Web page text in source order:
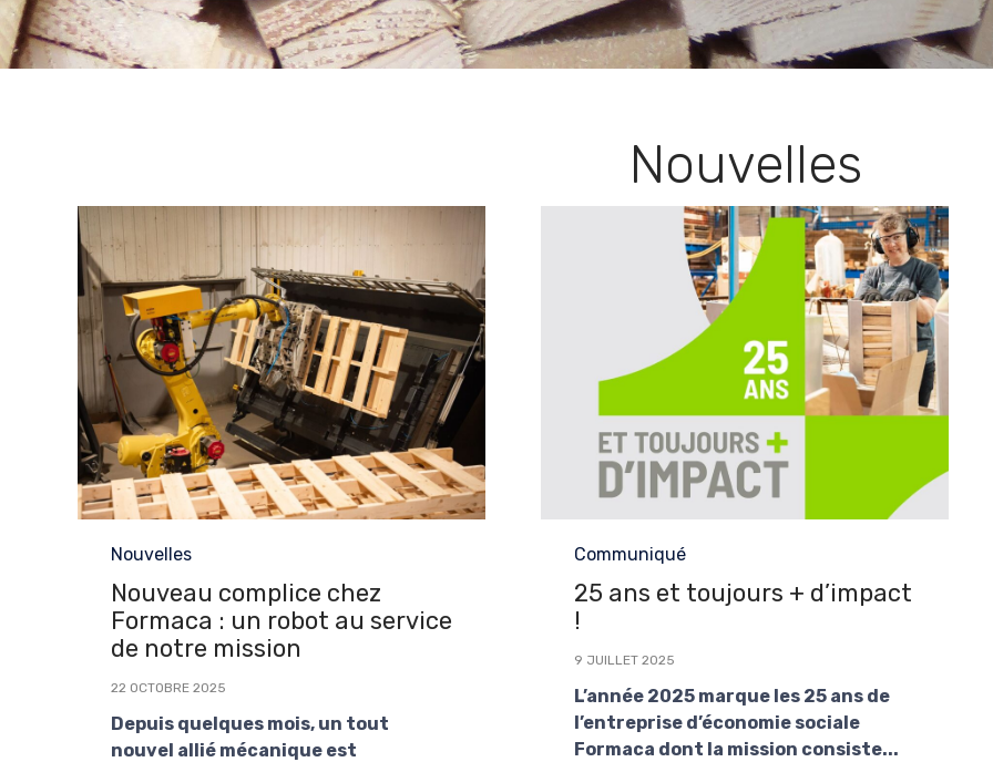
Nouvelles
Category
Nouvelles
Nouveau complice chez
Formaca : un robot au service
de notre mission
22 OCTOBRE 2025
Depuis quelques mois, un tout
nouvel allié mécanique est
Category
Communiqué
25 ans et toujours + d’impact
!
9 JUILLET 2025
L’année 2025 marque les 25 ans de
l’entreprise d’économie sociale
Formaca dont la mission consiste...